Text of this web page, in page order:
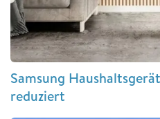
Samsung
reduziert